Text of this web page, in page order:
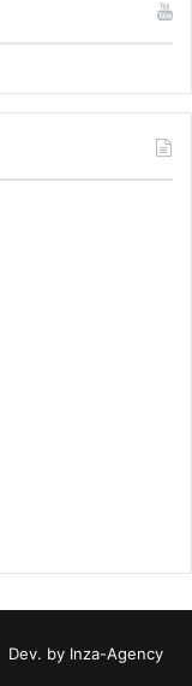
Dev. by Inza-Agency